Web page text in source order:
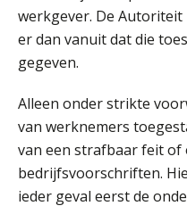
werkgever. De Autoriteit
er dan vanuit dat die
gegeven.
Alleen onder strikte
van werknemers
van een strafbaar feit of
bedrijfsvoorschriften.
ieder geval eerst de
25
AUG
25
AUG
25
AUG